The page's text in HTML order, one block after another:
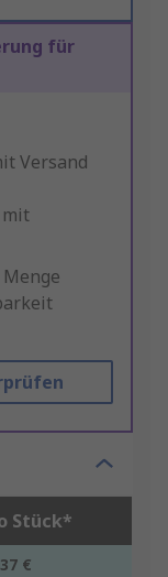
für
Versand
mit
Stück*
€